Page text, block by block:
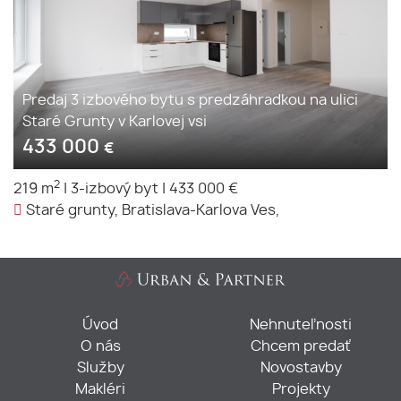
Predaj 3 izbového bytu s predzáhradkou na ulici
Staré Grunty v Karlovej vsi
433 000€
219 m2 3-izbový byt
433 000 €
Staré grunty, Bratislava-Karlova Ves,
Úvod
O nás
Služby
Makléri
Nehnuteľnosti
Chcem predať
Novostavby
Projekty